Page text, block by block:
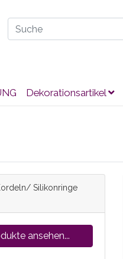
Dekorationsartikel
Silikonringe
ansehen...